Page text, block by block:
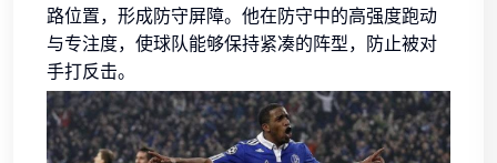
路位置，形成防守屏障。他在防守中的高强度跑动
与专注度，使球队能够保持紧凑的阵型，防止被对
手打反击。